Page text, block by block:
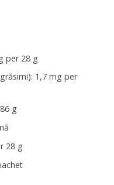
per 28 g
1,7 mg per
g
28 g